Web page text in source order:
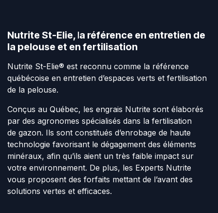
Nutrite St-Elie, la référence en entretien de
la pelouse et en fertilisation
Nutrite St-Elie® est reconnu comme la référence
québécoise en entretien d’espaces verts et fertilisation
de la pelouse.
Conçus au Québec, les engrais Nutrite sont élaborés
par des agronomes spécialisés dans la fertilisation
de gazon. Ils sont constitués d’enrobage de haute
technologie favorisant le dégagement des éléments
minéraux, afin qu’ils aient un très faible impact sur
votre environnement. De plus, les Experts Nutrite
vous proposent des forfaits mettant de l’avant des
solutions vertes et efficaces.